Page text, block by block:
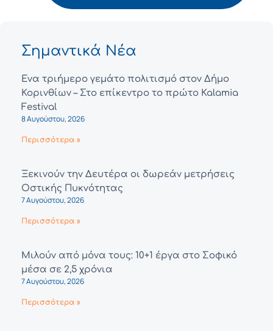
Σημαντικά Νέα
Ένα τριήμερο γεμάτο πολιτισμό στον Δήμο
Κορινθίων – Στο επίκεντρο το πρώτο Kalamia
Festival
8 Αυγούστου, 2026
Περισσότερα »
Ξεκινούν την Δευτέρα οι δωρεάν μετρήσεις
Οστικής Πυκνότητας
7 Αυγούστου, 2026
Περισσότερα »
Μιλούν από μόνα τους: 10+1 έργα στο Σοφικό
μέσα σε 2,5 χρόνια
7 Αυγούστου, 2026
Περισσότερα »